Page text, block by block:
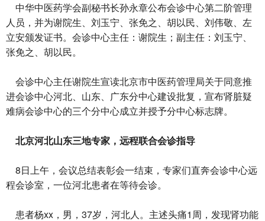
中华中医药学会副秘书长孙永章公布会诊中心第二阶管理
人员，并为谢院生、刘玉宁、张免之、胡以民、刘伟敬、左
立安颁发证书。会诊中心主任：谢院生；副主任：刘玉宁、
张免之、胡以民。
会诊中心主任谢院生宣读北京市中医药管理局关于同意推
进会诊中心河北、山东、广东分中心建设批复，宣布肾脏疑
难病会诊中心的三个分中心成立并授予分中心标志牌。
北京河北山东三地专家，远程联合会诊指导
8日上午，会议总结表彰会一结束，专家们直奔会诊中心远
程会诊室，一位河北患者在等待会诊。
患者杨xx，男，37岁，河北人。主述头痛1周，发现肾功能